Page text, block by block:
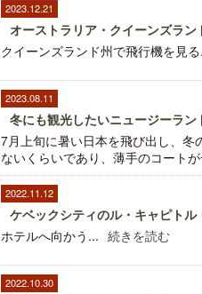
2023.12.21
オーストラリア・クイーンズラ
クイーンズランド州で飛行機を見
2023.08.11
冬にも観光したいニュージーラン
7月上旬に暑い日本を飛び出し、
ないくらいであり、薄手のコート
2022.11.12
ケベックシティのル・キャピト
ホテルへ向かう... 続きを読む
2022.10.30